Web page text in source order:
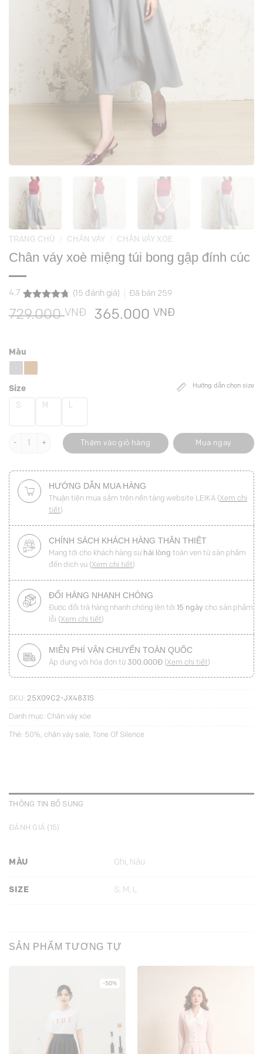
TRANG CHỦ CHÂN VÁY CHÂN VÁY XÒE
Chân váy xoè miệng túi bong gập đính cúc
4.7
4.7
trên 5
dựa trên
15
(15 đánh giá) Đã bán 259
729.000VNĐ
Giá
365.000 VNĐ
Hướng dẫn chọn size
Màu
Size
S M L
Chân váy xoè miệng túi bong gập đính cúc số lượng
Thêm vào giỏ hàng Mua ngay
HƯỚNG DẪN MUA HÀNG
Thuận tiện mua sắm trên nền tảng website LEIKA (Xem chi
tiết)
CHÍNH SÁCH KHÁCH HÀNG THÂN THIẾT
Mang tới cho khách hàng sự hài lòng toàn vẹn từ sản phẩm
đến dịch vụ (Xem chi tiết)
ĐỔI HÀNG NHANH CHÓNG
Được đổi trả hàng nhanh chóng lên tới 15 ngày cho sản phẩm
lỗi (Xem chi tiết)
MIỄN PHÍ VẬN CHUYỂN TOÀN QUỐC
Áp dụng với hóa đơn từ 300.000Đ(Xem chi tiết)
SKU: 25X09C2-JX4831S
Danh mục: Chân váy xòe
Thẻ: 50%, chân váy sale, Tone Of Silence
THÔNG TIN BỔ SUNG
ĐÁNH GIÁ (15)
MÀU Ghi, Nâu
SIZE S, M, L
SẢN PHẨM TƯƠNG TỰ
-50%